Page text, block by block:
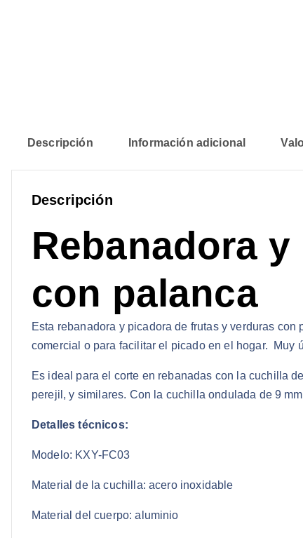
Descripción Información adicional
Descripción
Rebanadora
con palanca
Esta rebanadora y picadora de frutas y verduras
comercial o para facilitar el picado en el hogar. Muy
Es ideal para el corte en rebanadas con la cuchilla
perejil, y similares. Con la cuchilla ondulada de 9
Detalles técnicos:
Modelo: KXY-FC03
Material de la cuchilla: acero inoxidable
Material del cuerpo: aluminio